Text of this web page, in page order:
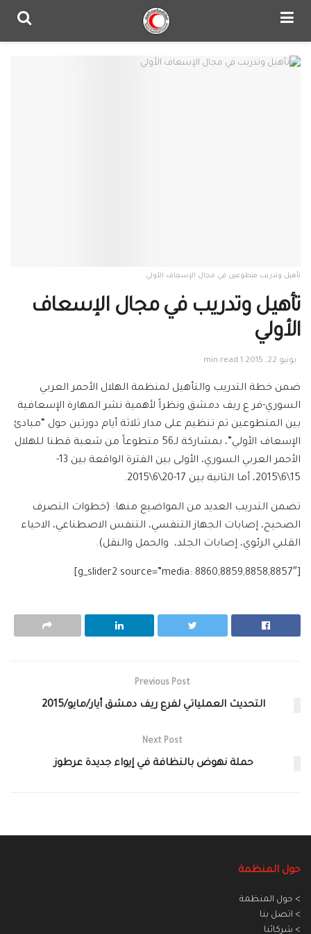
تأهيل وتدريب متطوعين في مجال الإسعاف الأولي
تأهيل وتدريب في مجال الإسعاف
الأولي
يونيو 22, 2015 1 min read
ضمن خطة التدريب والتأهيل لمنظمة الهلال الأحمر العربي
السوري-فر ع ريف دمشق ونظراً لأهمية نشر المهارة الإسعافية
بين المتطوعين تم تنظيم على مدار ثلاثة أيام دورتين حول “مبادئ
الإسعاف الأولي”، بمشاركة لـ56 متطوعاً من شعبة قطنا للهلال
الأحمر العربي السوري، الأولى بين الفترة الواقعة بين 13-
15\6\2015، أما الثانية بين 17-20\6\2015.
تضمن التدريب العديد من المواضيع منها: (خطوات التصرف
الصحيح، إصابات الجهاز التنفسي، التنفس الاصطناعي، الاحياء
القلبي الرئوي، إصابات الجلد، والحمل والنقل).
[g_slider2 source=”media: 8860,8859,8858,8857″]
Previous Post
التحديث العملياتي لفرع ريف دمشق أيار/مايو/2015
Next Post
حملة نهوض بالنظافة في إيواء جديدة عرطوز
حول المنظمة
> حول المنظمة
> اتصل بنا
> شركائنا